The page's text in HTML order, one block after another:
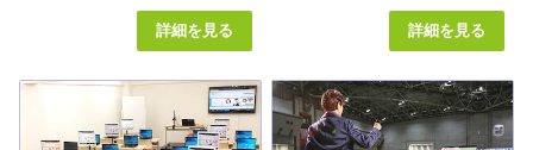
詳細を見る 詳細を見る